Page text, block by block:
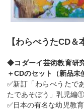
【わらべうたCD＆
◆コダーイ芸術教育研
＋CDのセット（新品
✅新訂「わらべうたで
たであそぼう」乳児編
✅日本の有名な幼児教